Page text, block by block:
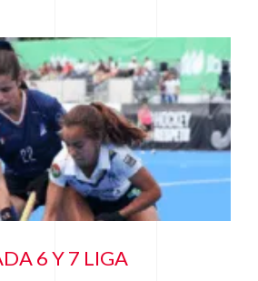
6 Y 7 LIGA